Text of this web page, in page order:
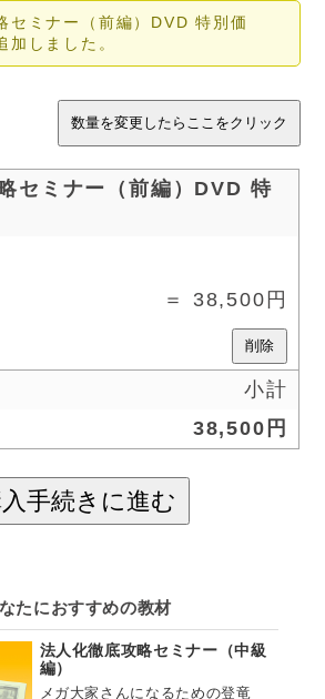
セミナー（前編）DVD 特別価
加しました。
セミナー（前編）DVD 特
38,500円
小計
38,500円
たにおすすめの教材
法人化徹底攻略セミナー（中級
編）
メガ大家さんになるための登竜